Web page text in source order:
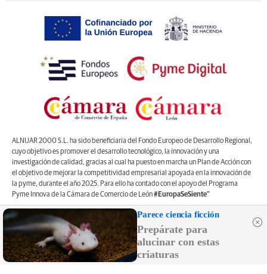
ALNUAR 2000 S.L. ha sido beneficiaria del Fondo Europeo de Desarrollo Regional,
cuyo objetivo es promover el desarrollo tecnológico, la innovación y una
investigación de calidad, gracias al cual ha puesto en marcha un Plan de Acción con
el objetivo de mejorar la competitividad empresarial apoyada en la innovación de
la pyme, durante el año 2025. Para ello ha contado con el apoyo del Programa
Pyme Innova de la Cámara de Comercio de León#EuropaSeSiente”
Controlado por OJDinteractivaParece ciencia ficción
Prepárate para
alucinar con estas
criaturas